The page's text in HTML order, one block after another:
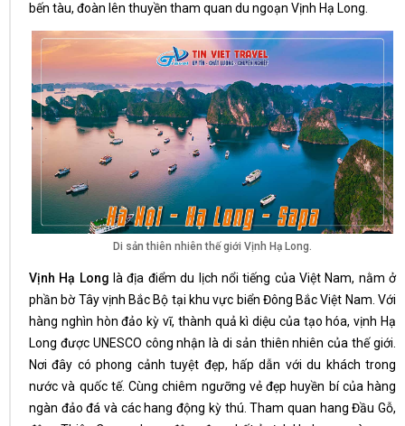
bến tàu, đoàn lên thuyền tham quan du ngoạn Vịnh Hạ Long.
Di sản thiên nhiên thế giới Vịnh Hạ Long.
Vịnh Hạ Long là địa điểm du lịch nổi tiếng của Việt Nam, nằm ở
phần bờ Tây vịnh Bắc Bộ tại khu vực biển Đông Bắc Việt Nam. Với
hàng nghìn hòn đảo kỳ vĩ, thành quả kì diệu của tạo hóa, vịnh Hạ
Long được UNESCO công nhận là di sản thiên nhiên của thế giới.
Nơi đây có phong cảnh tuyệt đẹp, hấp dẫn với du khách trong
nước và quốc tế. Cùng chiêm ngưỡng vẻ đẹp huyền bí của hàng
ngàn đảo đá và các hang động kỳ thú. Tham quan hang Đầu Gỗ,